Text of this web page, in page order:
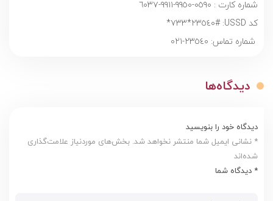
کد USSD: #٢٣٥٤٠*٧٣٣*
دیدگاه‌ها
دیدگاه خود را بنویسید
* نشانی ایمیل شما منتشر نخواهد شد. بخش‌های موردنیاز علامت‌گذاری
شده‌اند
* دیدگاه شما